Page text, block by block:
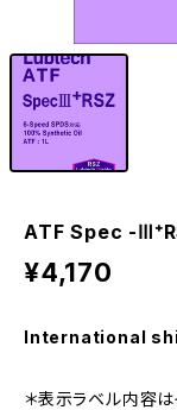
ATF Spec -
¥4,170
International
＊表示ラベル内容